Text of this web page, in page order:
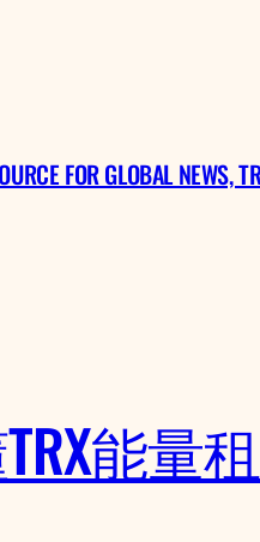
FOR GLOBAL NEWS,
能量